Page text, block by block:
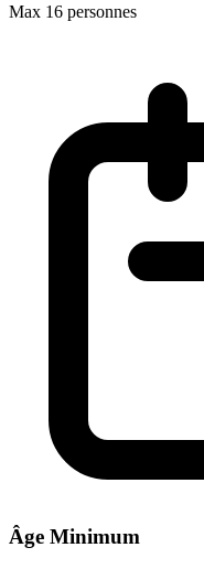
Max 16 personnes
Âge Minimum